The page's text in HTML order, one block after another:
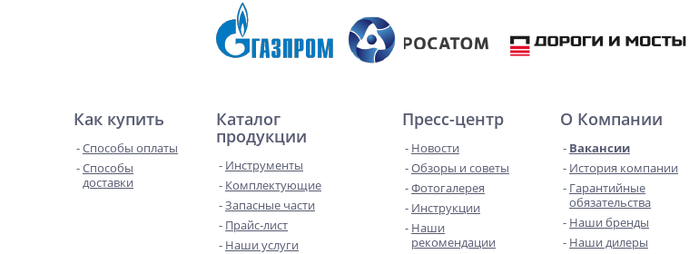
Как купить
Способы оплаты
Способы
доставки
Каталог
продукции
Инструменты
Комплектующие
Запасные части
Прайс-лист
Наши услуги
Пресс-центр
Новости
Обзоры и советы
Фотогалерея
Инструкции
Наши
рекомендации
О Компании
Вакансии
История компании
Гарантийные
обязательства
Наши бренды
Наши дилеры